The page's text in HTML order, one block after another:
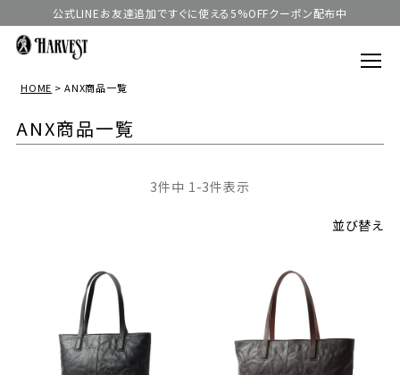
公式LINEお友達追加ですぐに使える5%OFFクーポン配布中
HOME ANX商品一覧
ANX商品一覧
並び替え
3件中 1 -3件表示